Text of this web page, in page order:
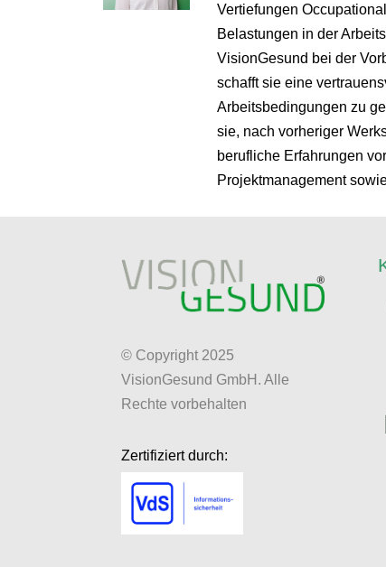
Vertiefungen
Belastungen in der
VisionGesund bei der
schafft sie eine
Arbeitsbedingungen zu
sie, nach vorheriger
berufliche Erfahrungen
Projektmanagement
© Copyright 2025
VisionGesund GmbH. Alle
Rechte vorbehalten
Zertifiziert durch: